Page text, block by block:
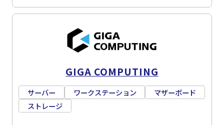
GIGA COMPUTING
サーバー ワークステーション
マザーボード
ストレージ